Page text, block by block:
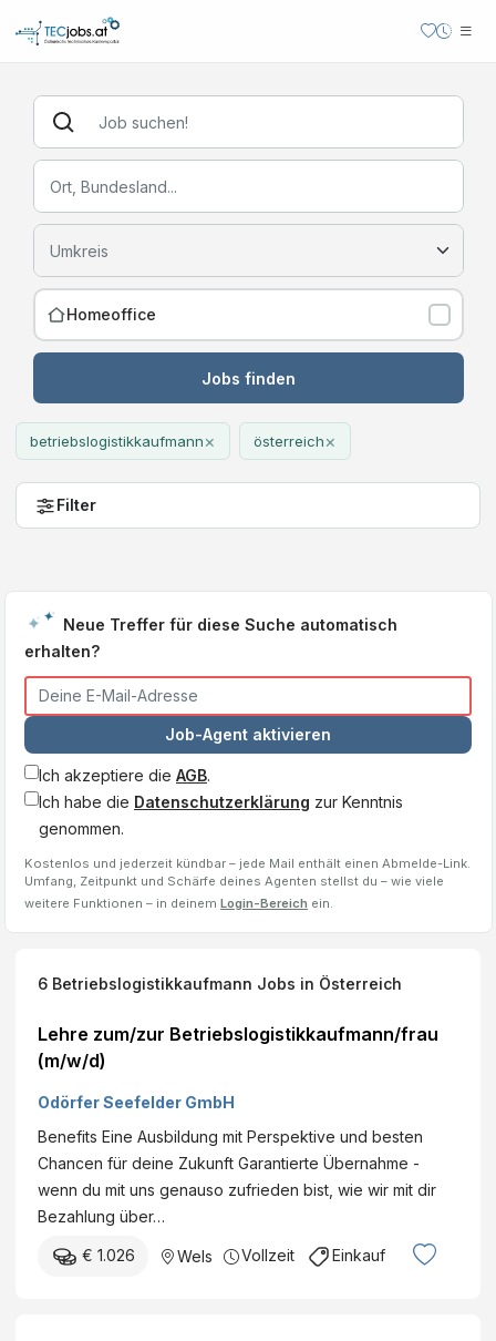
Homeoffice
Jobs finden
betriebslogistikkaufmann× österreich×
Filter
Neue Treffer für diese Suche automatisch
erhalten?
Job-Agent aktivieren
Ich akzeptiere die AGB.
Ich habe die Datenschutzerklärung zur Kenntnis
genommen.
Kostenlos und jederzeit kündbar – jede Mail enthält einen Abmelde-Link.
Umfang, Zeitpunkt und Schärfe deines Agenten stellst du – wie viele
weitere Funktionen – in deinem Login-Bereich ein.
6 Betriebslogistikkaufmann Jobs in Österreich
Lehre zum/zur Betriebslogistikkaufmann/frau
(m/w/d)
Odörfer Seefelder GmbH
Benefits Eine Ausbildung mit Perspektive und besten
Chancen für deine Zukunft Garantierte Übernahme -
wenn du mit uns genauso zufrieden bist, wie wir mit dir
Bezahlung über…
€ 1.026 Wels Vollzeit Einkauf